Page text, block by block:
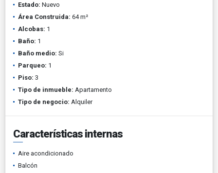
Estado: Nuevo
Área Construida: 64 m²
Alcobas: 1
Baño: 1
Baño medio: Si
Parqueo: 1
Piso: 3
Tipo de inmueble: Apartamento
Tipo de negocio: Alquiler
Características internas
Aire acondicionado
Balcón